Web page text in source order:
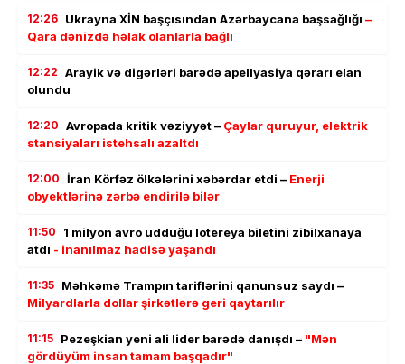
12:26 Ukrayna XİN başçısından Azərbaycana başsağlığı –
Qara dənizdə həlak olanlarla bağlı
12:22 Arayik və digərləri barədə apellyasiya qərarı elan
olundu
12:20 Avropada kritik vəziyyət – Çaylar quruyur, elektrik
stansiyaları istehsalı azaltdı
12:00 İran Körfəz ölkələrini xəbərdar etdi – Enerji
obyektlərinə zərbə endirilə bilər
11:50
1 milyon avro udduğu lotereya biletini zibilxanaya
atdı - inanılmaz hadisə yaşandı
11:35 Məhkəmə Trampın tariflərini qanunsuz saydı –
Milyardlarla dollar şirkətlərə geri qaytarılır
11:15 Pezeşkian yeni ali lider barədə danışdı – "Mən
gördüyüm insan tamam başqadır"